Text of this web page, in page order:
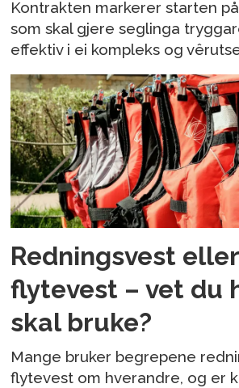
Kontrakten markerer starten
som skal gjere seglinga
effektiv i ei kompleks og
Redningsvest eller
flytevest – vet du
skal bruke?
Mange bruker begrepene
flytevest om hverandre, og er